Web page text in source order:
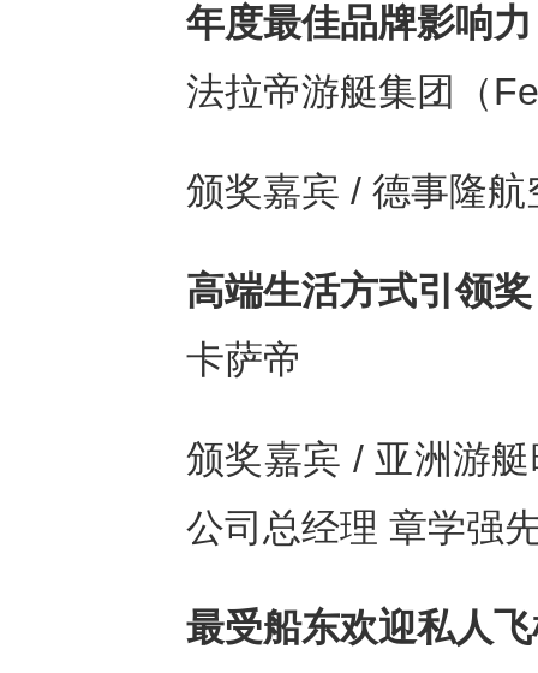
年度最佳品牌影响力
法拉帝游艇集团（
颁奖嘉宾 / 德事隆
高端生活方式引领奖
卡萨帝
颁奖嘉宾 / 亚洲游
公司总经理 章学强
最受船东欢迎私⼈